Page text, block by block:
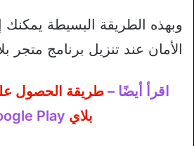
وبهذه الطريقة البسيطة يمكنك
الأمان عند تنزيل برنامج متجر
اقرأ أيضًا –طريقة الحصول
بلاي